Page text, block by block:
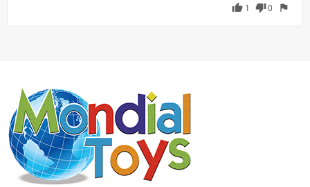
thumb_up 1 thumb_down0 flag